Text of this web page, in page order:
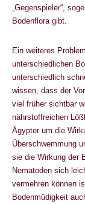
„Gegenspieler“,
Bodenflora gibt.
Ein weiteres
unterschiedlichen
unterschiedlich
wissen, dass der
viel früher sichtbar
nährstoffreichen
Ägypter um die
Überschwemmung
sie die Wirkung der
Nematoden sich
vermehren können
Bodenmüdigkeit